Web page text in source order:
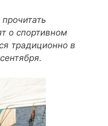
о спортивном
традиционно в